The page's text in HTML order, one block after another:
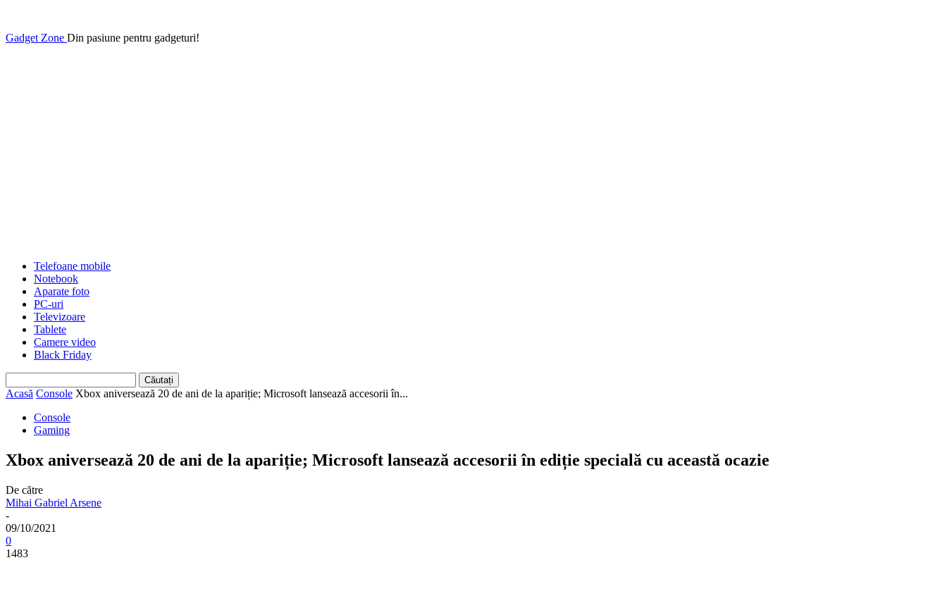
Gadget Zone Din pasiune pentru gadgeturi!
Telefoane mobile
Notebook
Aparate foto
PC-uri
Televizoare
Tablete
Camere video
Black Friday
Acasă Console Xbox aniversează 20 de ani de la apariție; Microsoft lansează accesorii în...
Console
Gaming
Xbox aniversează 20 de ani de la apariție; Microsoft lansează accesorii în ediție specială cu această ocazie
De către
Mihai Gabriel Arsene
-
09/10/2021
0
1483